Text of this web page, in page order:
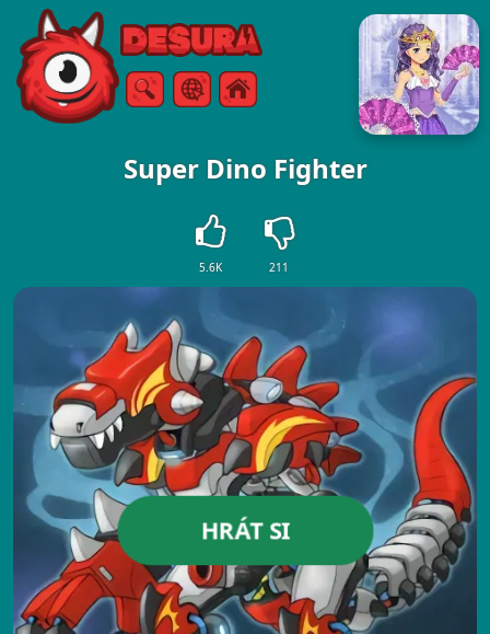
Free Online Games
Vyhledávání
Menu
Super Dino Fighter
5.6K 211
HRÁT SI